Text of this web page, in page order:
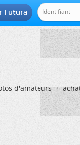
Futura
d'amateurs